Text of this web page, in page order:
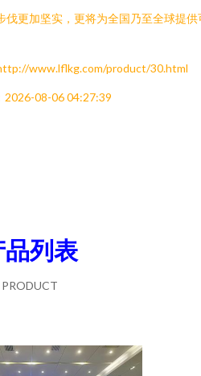
更加坚实，更将为全国乃至全球提
www.lflkg.com/product/30.html
2026-08-06 04:27:39
品列表
PRODUCT